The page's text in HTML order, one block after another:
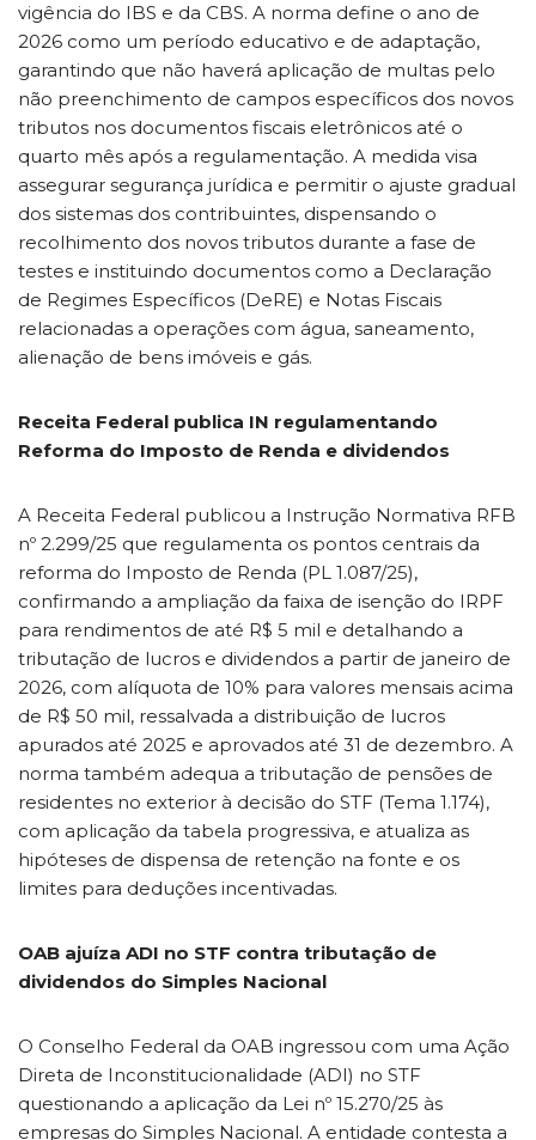
vigência do IBS e da CBS. A norma define o ano de
2026 como um período educativo e de adaptação,
garantindo que não haverá aplicação de multas pelo
não preenchimento de campos específicos dos novos
tributos nos documentos fiscais eletrônicos até o
quarto mês após a regulamentação. A medida visa
assegurar segurança jurídica e permitir o ajuste gradual
dos sistemas dos contribuintes, dispensando o
recolhimento dos novos tributos durante a fase de
testes e instituindo documentos como a Declaração
de Regimes Específicos (DeRE) e Notas Fiscais
relacionadas a operações com água, saneamento,
alienação de bens imóveis e gás.
Receita Federal publica IN regulamentando
Reforma do Imposto de Renda e dividendos
A Receita Federal publicou a Instrução Normativa RFB
nº 2.299/25 que regulamenta os pontos centrais da
reforma do Imposto de Renda (PL 1.087/25),
confirmando a ampliação da faixa de isenção do IRPF
para rendimentos de até R$ 5 mil e detalhando a
tributação de lucros e dividendos a partir de janeiro de
2026, com alíquota de 10% para valores mensais acima
de R$ 50 mil, ressalvada a distribuição de lucros
apurados até 2025 e aprovados até 31 de dezembro. A
norma também adequa a tributação de pensões de
residentes no exterior à decisão do STF (Tema 1.174),
com aplicação da tabela progressiva, e atualiza as
hipóteses de dispensa de retenção na fonte e os
limites para deduções incentivadas.
OAB ajuíza ADI no STF contra tributação de
dividendos do Simples Nacional
O Conselho Federal da OAB ingressou com uma Ação
Direta de Inconstitucionalidade (ADI) no STF
questionando a aplicação da Lei nº 15.270/25 às
empresas do Simples Nacional. A entidade contesta a